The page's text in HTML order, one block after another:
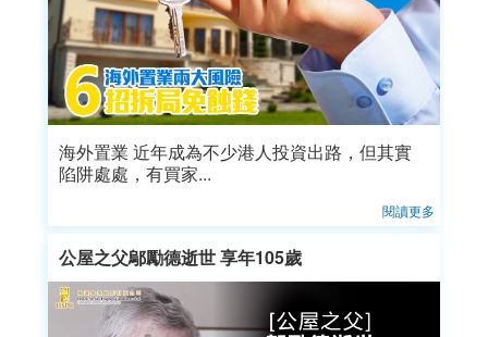
海外置業 近年成為不少港人投資出路，但其實
陷阱處處，有買家...
閱讀更多
公屋之父鄔勵德逝世 享年105歲